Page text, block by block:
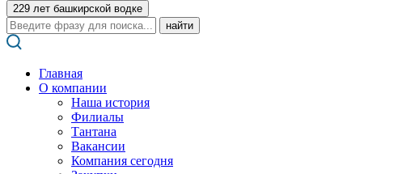
229 лет башкирской водке
Поиск:
Главная
О компании
Наша история
Филиалы
Тантана
Вакансии
Компания сегодня